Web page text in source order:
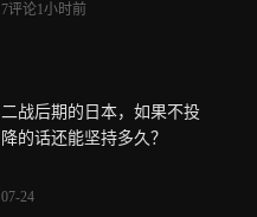
7评论1小时前
二战后期的日本，如果不投
降的话还能坚持多久？
07-24